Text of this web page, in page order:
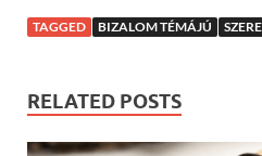
TAGGED BIZALOM TÉMÁJÚ
RELATED POSTS